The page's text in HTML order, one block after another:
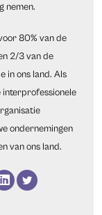
nemen.
80% van de
2/3 van de
in ons land. Als
interprofessionele
ondernemingen
van ons land.